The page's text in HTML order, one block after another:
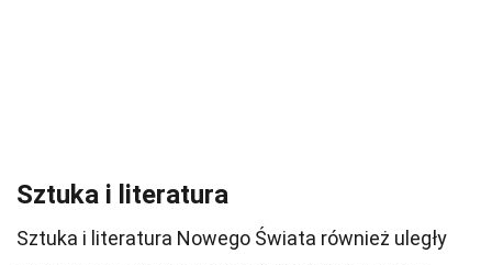
Sztuka i literatura
Sztuka i literatura Nowego Świata również uległy